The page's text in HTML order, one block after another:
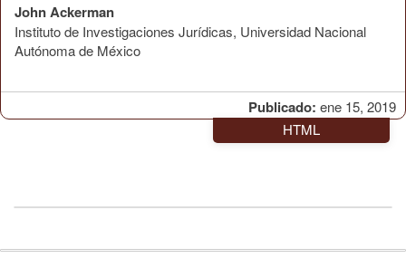
Publicado: ene 15, 2019
John Ackerman
Instituto de Investigaciones Jurídicas, Universidad Nacional
Autónoma de México
HTML